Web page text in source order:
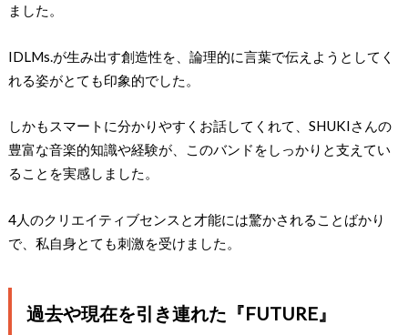
ました。
IDLMs.が生み出す創造性を、論理的に言葉で伝えようとしてく
れる姿がとても印象的でした。
しかもスマートに分かりやすくお話してくれて、SHUKIさんの
豊富な音楽的知識や経験が、このバンドをしっかりと支えてい
ることを実感しました。
4人のクリエイティブセンスと才能には驚かされることばかり
で、私自身とても刺激を受けました。
過去や現在を引き連れた『FUTURE』